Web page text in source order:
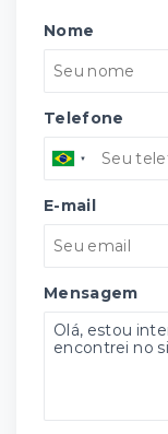
Nome
Telefone
E-mail
Mensagem